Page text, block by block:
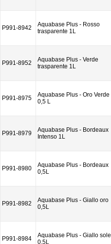
P991-8942
Aquabase Plus - Rosso
trasparente 1L
P991-8952
Aquabase Plus - Verde
trasparente 1L
P991-8975
Aquabase Plus - Oro Verde
0,5 L
P991-8979
Aquabase Plus - Bordeaux
Intenso 1L
P991-8980
Aquabase Plus - Bordeaux
0,5L
P991-8982
Aquabase Plus - Giallo oro
0,5L
P991-8984
Aquabase Plus - Giallo sole
0,5L